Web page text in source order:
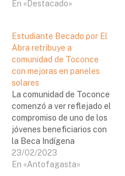
En «Destacado»
Estudiante Becado por El
Abra retribuye a
comunidad de Toconce
con mejoras en paneles
solares
La comunidad de Toconce
comenzó a ver reflejado el
compromiso de uno de los
jóvenes beneficiarios con
la Beca Indígena
entregada por Minera El
Abra, quien estuvo en la
23/02/2023
En «Antofagasta»